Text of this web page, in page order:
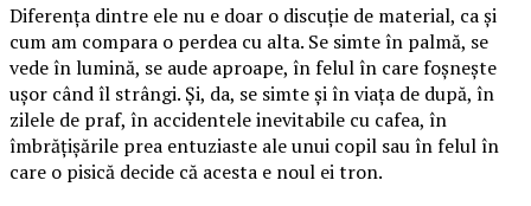
Diferența dintre ele nu e doar o discuție de material, ca și
cum am compara o perdea cu alta. Se simte în palmă, se
vede în lumină, se aude aproape, în felul în care foșnește
ușor când îl strângi. Și, da, se simte și în viața de după, în
zilele de praf, în accidentele inevitabile cu cafea, în
îmbrățișările prea entuziaste ale unui copil sau în felul în
care o pisică decide că acesta e noul ei tron.